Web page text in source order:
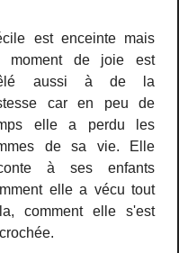
est enceinte mais
moment de joie est
aussi à de la
car en peu de
elle a perdu les
de sa vie. Elle
à ses enfants
elle a vécu tout
comment elle s'est